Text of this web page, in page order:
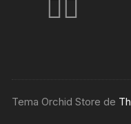
Tema Orchid Store de